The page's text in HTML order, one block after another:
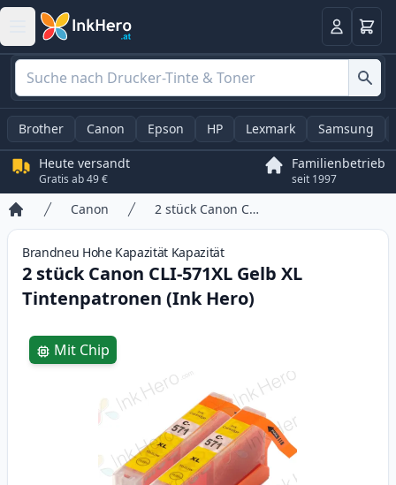
Anmelden
Brother Canon Epson HP Lexmark Samsung
Heute versandt
Gratis ab 49 €
Familienbetrieb
seit 1997
Startseite
Canon 2 stück Canon CLI-571XL Gelb XL Tintenpatronen (Ink Hero)
Brandneu Hohe Kapazität Kapazität
2 stück Canon CLI-571XL Gelb XL
Tintenpatronen (Ink Hero)
Product information
Mit Chip